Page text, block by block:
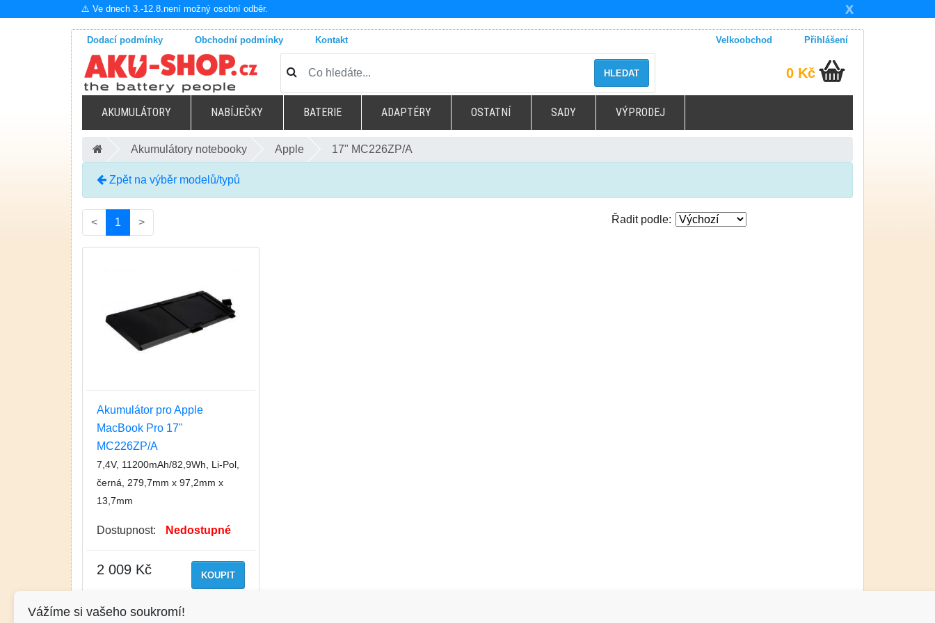
X
⚠️ Ve dnech 3.-12.8.není možný osobní odběr.
Dodací podmínky Obchodní podmínky Kontakt Velkoobchod Přihlášení
HLEDAT 0 Kč
AKUMULÁTORY NABÍJEČKY BATERIE ADAPTÉRY OSTATNÍ SADY VÝPRODEJ
Akumulátory notebooky Apple 17" MC226ZP/A
Zpět na výběr modelů/typů
< 1 (current)
> Řadit podle:
Akumulátor pro Apple
MacBook Pro 17"
MC226ZP/A
7,4V, 11200mAh/82,9Wh, Li-Pol,
černá, 279,7mm x 97,2mm x
13,7mm
Dostupnost: Nedostupné
KOUPIT
2 009 Kč
Vážíme si vašeho soukromí!